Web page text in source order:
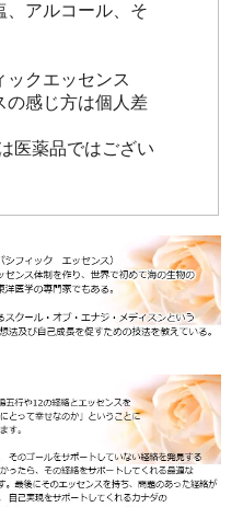
アルコール、そ
クエッセンス
感じ方は個人差
医薬品ではござい